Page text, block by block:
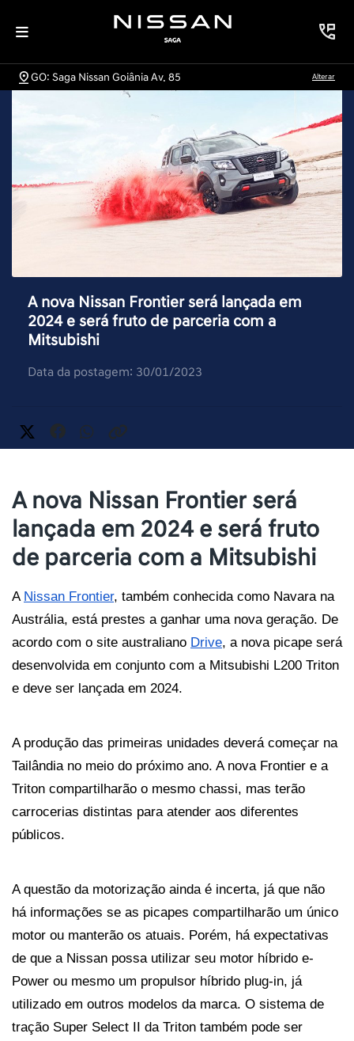
GO: Saga Nissan Goiânia Av. 85 Alterar
A nova Nissan Frontier será lançada em
2024 e será fruto de parceria com a
Mitsubishi
Data da postagem: 30/01/2023
A nova Nissan Frontier será
lançada em 2024 e será fruto
de parceria com a Mitsubishi
A Nissan Frontier, também conhecida como Navara na
Austrália, está prestes a ganhar uma nova geração. De
acordo com o site australiano Drive, a nova picape será
desenvolvida em conjunto com a Mitsubishi L200 Triton
e deve ser lançada em 2024.
A produção das primeiras unidades deverá começar na
Tailândia no meio do próximo ano. A nova Frontier e a
Triton compartilharão o mesmo chassi, mas terão
carrocerias distintas para atender aos diferentes
públicos.
A questão da motorização ainda é incerta, já que não
há informações se as picapes compartilharão um único
motor ou manterão os atuais. Porém, há expectativas
de que a Nissan possa utilizar seu motor híbrido e-
Power ou mesmo um propulsor híbrido plug-in, já
utilizado em outros modelos da marca. O sistema de
tração Super Select II da Triton também pode ser